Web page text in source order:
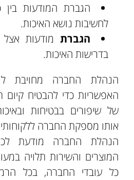
הגברת המודעות
לחשיבות נושא האיכות.
הגברת מודעות
בדרישות האיכות.
הנהלת החברה מחויבת
האפשריות כדי להבטיח
של שיפורים בבטיחות
אותו מספקת החברה
הנהלת החברה מודעת
המוצרים והשירות תלויה
כל עובדי החברה, בכל